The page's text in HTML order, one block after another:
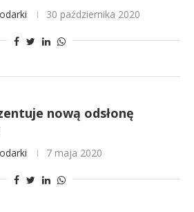
30 października 2020
nową odsłonę
7 maja 2020